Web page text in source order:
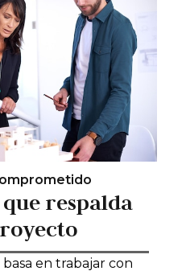
respalda
en trabajar con